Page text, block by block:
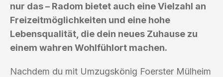
nur das – Radom bietet auch eine Vielzahl an
Freizeitmöglichkeiten und eine hohe
Lebensqualität, die dein neues Zuhause zu
einem wahren Wohlfühlort machen.
Nachdem du mit Umzugskönig Foerster Mülheim